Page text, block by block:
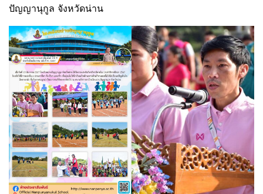
ปัญญานุกูล จังหวัดน่าน